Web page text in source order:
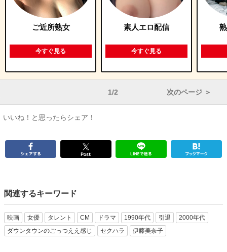
ご近所熟女
今すぐ見る
素人エロ配信
今すぐ見る
1/2 次のページ ＞
いいね！と思ったらシェア！
関連するキーワード
映画 女優 タレント CM ドラマ 1990年代 引退
2000年代
ダウンタウンのごっつええ感じ
セクハラ 伊藤美奈子